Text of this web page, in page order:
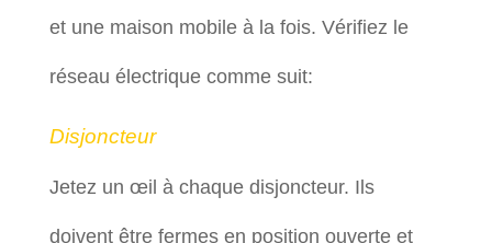
et une maison mobile à la fois. Vérifiez le
réseau électrique comme suit:
Disjoncteur
Jetez un œil à chaque disjoncteur. Ils
doivent être fermes en position ouverte et